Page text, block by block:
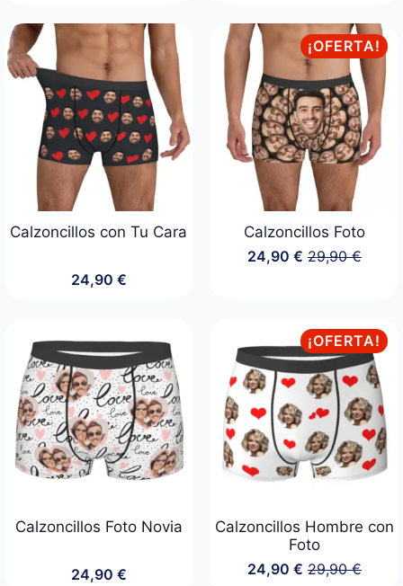
Calzoncillos con Tu Cara
24,90 €
¡OFERTA!
Calzoncillos Foto
29,90€
El
29,90 €.
24,90€ El
24,90 €.
Calzoncillos Foto Novia
24,90 €
¡OFERTA!
Calzoncillos Hombre con
Foto
29,90€
El
24,90€ El